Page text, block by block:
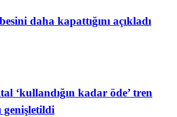
daha kapattığını açıkladı
‘kullandığın kadar öde’ tren
genişletildi